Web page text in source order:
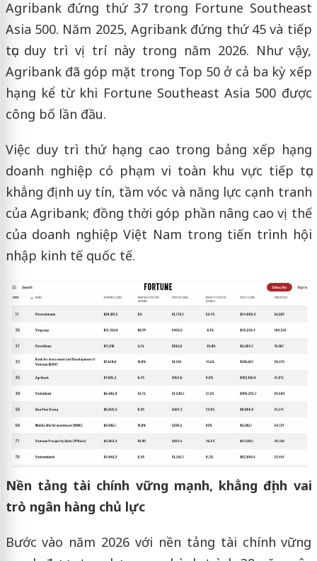
Agribank đứng thứ 37 trong Fortune Southeast
Asia 500. Năm 2025, Agribank đứng thứ 45 và tiếp
tục duy trì vị trí này trong năm 2026. Như vậy,
Agribank đã góp mặt trong Top 50 ở cả ba kỳ xếp
hạng kể từ khi Fortune Southeast Asia 500 được
công bố lần đầu.
Việc duy trì thứ hạng cao trong bảng xếp hạng
doanh nghiệp có phạm vi toàn khu vực tiếp tục
khẳng định uy tín, tầm vóc và năng lực cạnh tranh
của Agribank; đồng thời góp phần nâng cao vị thế
của doanh nghiệp Việt Nam trong tiến trình hội
nhập kinh tế quốc tế.
Nền tảng tài chính vững mạnh, khẳng định vai
trò ngân hàng chủ lực
Bước vào năm 2026 với nền tảng tài chính vững